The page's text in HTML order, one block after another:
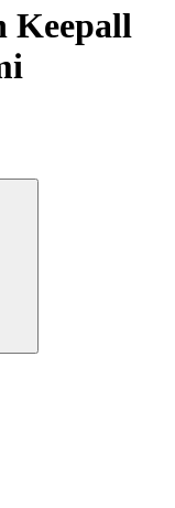
Keepall